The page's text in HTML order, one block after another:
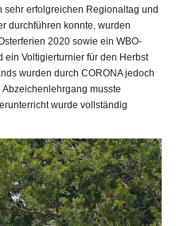
erfolgreichen Regionaltag und
durchführen konnte, wurden
2020 sowie ein WBO-
ein Voltigierturnier für den Herbst
wurden durch CORONA jedoch
musste
wurde vollständig